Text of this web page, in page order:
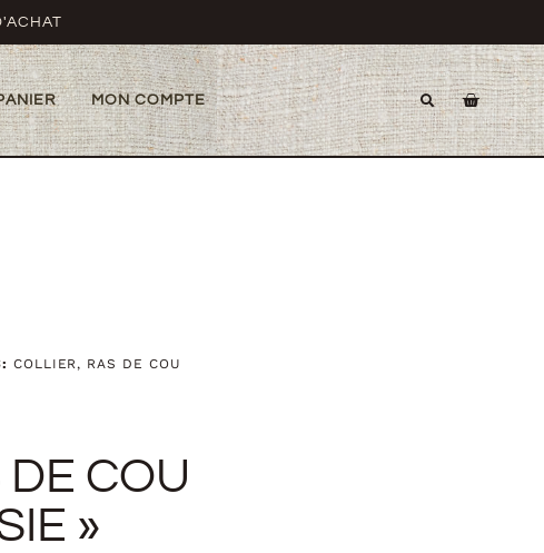
MON COMPTE
COLLIER , RAS DE COU
DE COU
»